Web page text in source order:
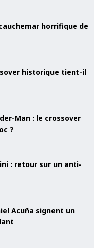
horrifique de
historique tient-il
Man : le crossover
?
: retour sur un anti-
Acuña signent un